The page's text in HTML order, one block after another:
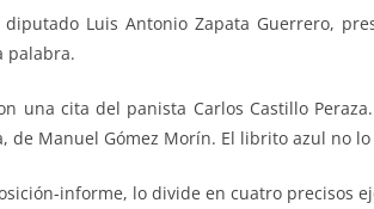
diputado Luis Antonio Zapata Guerrero,
palabra.
una cita del panista Carlos Castillo
de Manuel Gómez Morín. El librito azul no lo
informe, lo divide en cuatro precisos